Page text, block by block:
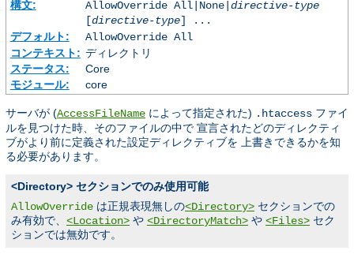
構文:
AllowOverride All|None| directive-type
[directive-type] ...
デフォルト:
AllowOverride All
コンテキスト: ディレクトリ
ステータス:
Core
モジュール:
core
サーバが (AccessFileName によって指定された) .htaccess ファイ
ルを見つけた時、そのファイルの中で 宣言されたどのディレクティ
ブがより前に定義された設定ディレクティブを 上書きできるかを知
る必要があります。
<Directory> セクションでのみ使用可能
AllowOverride は正規表現無しの<Directory> セクションでの
み有効で、 <Location> や <DirectoryMatch> や <Files> セク
ションでは無効です。